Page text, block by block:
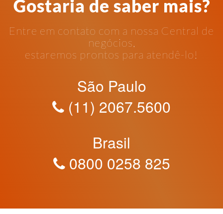
Gostaria de saber mais?
Entre em contato com a nossa Central de
negócios,
estaremos prontos para atendê-lo!
São Paulo
(11) 2067.5600
Brasil
0800 0258 825